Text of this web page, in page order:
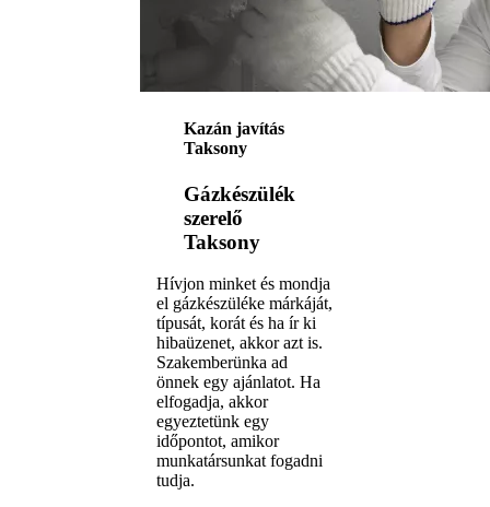
Kazán javítás
Taksony
Gázkészülék
szerelő
Taksony
Hívjon minket és mondja
el gázkészüléke márkáját,
típusát, korát és ha ír ki
hibaüzenet, akkor azt is.
Szakemberünka ad
önnek egy ajánlatot. Ha
elfogadja, akkor
egyeztetünk egy
időpontot, amikor
munkatársunkat fogadni
tudja.